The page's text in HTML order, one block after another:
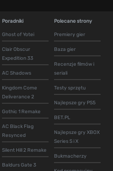
Poradniki
Ghost of Yotei
Clair Obscur
Expedition 33
AC Shadows
Kingdom Come
Deliverance 2
Gothic 1 Remake
AC Black Flag
Resynced
Silent Hill 2 Remake
Baldurs Gate 3
Polecane strony
Premiery gier
Baza gier
Recenzje filmów i
seriali
Testy sprzętu
Najlepsze gry PS5
BET.PL
Najlepsze gry XBOX
Series S i X
Bukmacherzy